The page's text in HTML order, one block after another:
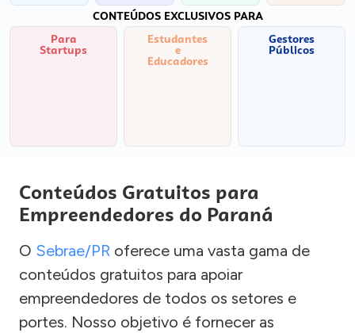
CONTEÚDOS EXCLUSIVOS PARA
Para
Startups
Estudantes
e
Educadores
Gestores
Públicos
Conteúdos Gratuitos para
Empreendedores do Paraná
O Sebrae/PR oferece uma vasta gama de
conteúdos gratuitos para apoiar
empreendedores de todos os setores e
portes. Nosso objetivo é fornecer as